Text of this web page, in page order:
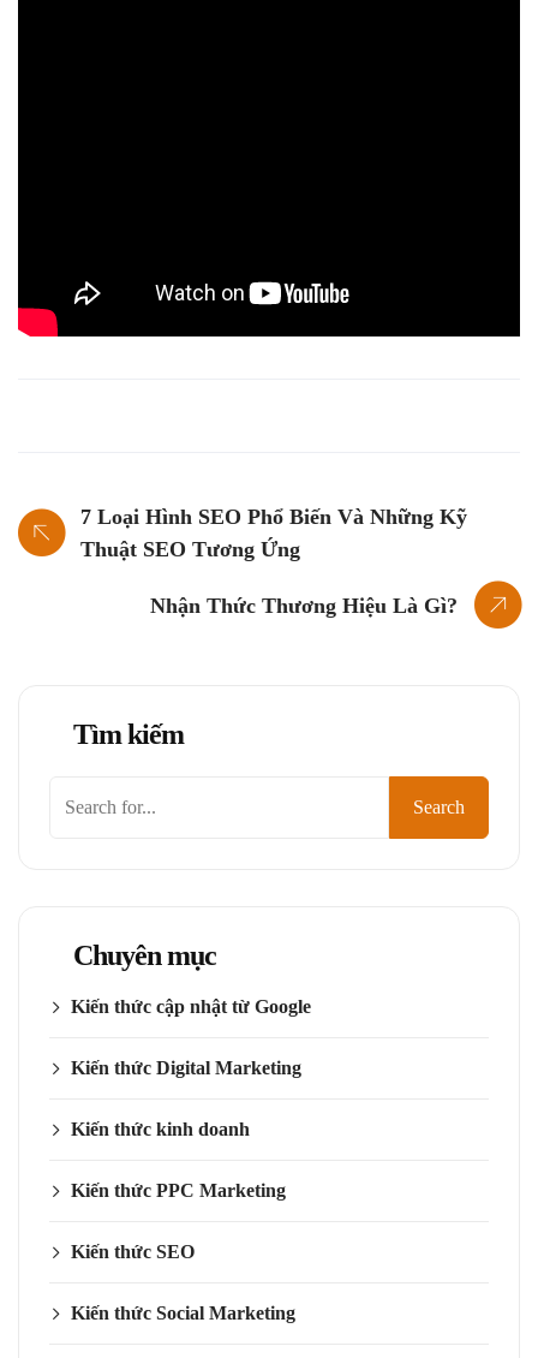
7 Loại Hình SEO Phổ Biến Và Những Kỹ
Thuật SEO Tương Ứng
Nhận Thức Thương Hiệu Là Gì?
Tìm kiếm
Search
Chuyên mục
Kiến thức cập nhật từ Google
Kiến thức Digital Marketing
Kiến thức kinh doanh
Kiến thức PPC Marketing
Kiến thức SEO
Kiến thức Social Marketing